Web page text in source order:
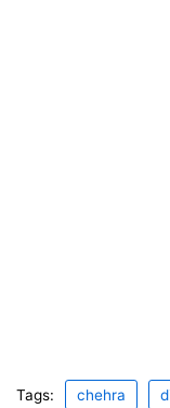
Tags: chehra